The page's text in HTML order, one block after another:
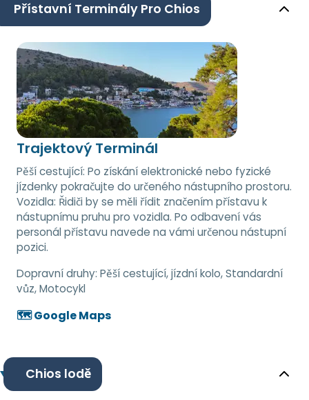
Přístavní Terminály Pro Chios
Trajektový Terminál
Pěší cestující: Po získání elektronické nebo fyzické
jízdenky pokračujte do určeného nástupního prostoru.
Vozidla: Řidiči by se měli řídit značením přístavu k
nástupnímu pruhu pro vozidla. Po odbavení vás
personál přístavu navede na vámi určenou nástupní
pozici.
Dopravní druhy: Pěší cestující, jízdní kolo, Standardní
vůz, Motocykl
🗺️ Google Maps
Chios lodě